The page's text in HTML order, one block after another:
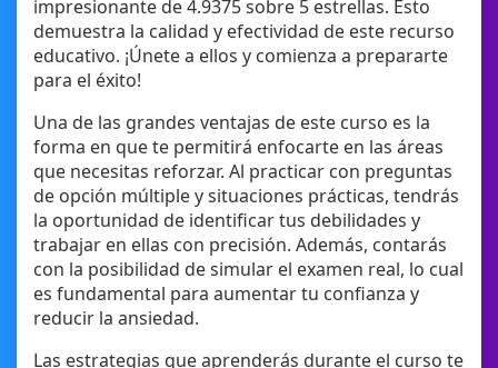
impresionante de 4.9375 sobre 5 estrellas. Esto
demuestra la calidad y efectividad de este recurso
educativo. ¡Únete a ellos y comienza a prepararte
para el éxito!
Una de las grandes ventajas de este curso es la
forma en que te permitirá enfocarte en las áreas
que necesitas reforzar. Al practicar con preguntas
de opción múltiple y situaciones prácticas, tendrás
la oportunidad de identificar tus debilidades y
trabajar en ellas con precisión. Además, contarás
con la posibilidad de simular el examen real, lo cual
es fundamental para aumentar tu confianza y
reducir la ansiedad.
Las estrategias que aprenderás durante el curso te